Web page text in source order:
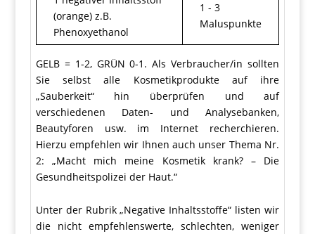
(orange) z.B.
Phenoxyethanol
1 - 3
Maluspunkte
GELB = 1-2, GRÜN 0-1. Als Verbraucher/in sollten
Sie selbst alle Kosmetikprodukte auf ihre
„Sauberkeit“ hin überprüfen und auf
verschiedenen Daten- und Analysebanken,
Beautyforen usw. im Internet recherchieren.
Hierzu empfehlen wir Ihnen auch unser Thema Nr.
2: „Macht mich meine Kosmetik krank? – Die
Gesundheitspolizei der Haut.“
Unter der Rubrik „Negative Inhaltsstoffe“ listen wir
die nicht empfehlenswerte, schlechten, weniger